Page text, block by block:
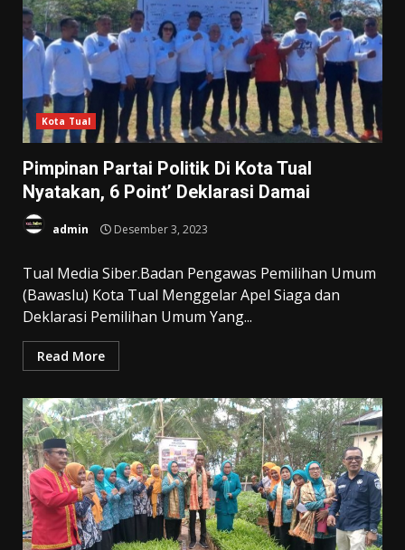
Kota Tual
Pimpinan Partai Politik Di Kota Tual
Nyatakan, 6 Point’ Deklarasi Damai
admin Desember 3, 2023
Tual Media Siber.Badan Pengawas Pemilihan Umum
(Bawaslu) Kota Tual Menggelar Apel Siaga dan
Deklarasi Pemilihan Umum Yang...
Read More